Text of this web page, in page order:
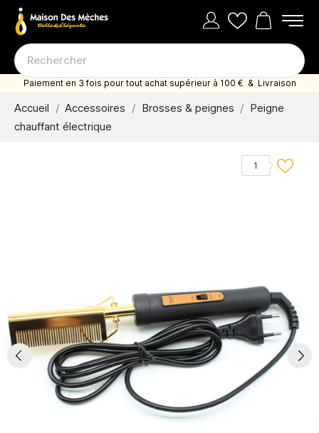
Paiement en 3 fois pour tout achat supérieur à 100 € & Livraison
offerte dès 35 euro d'achat
Accueil Accessoires Brosses & peignes
Peigne
chauffant électrique
1